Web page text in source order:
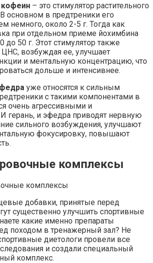
кофеин – это стимулятор растительного
основном в предтреники его
немного, около 2-5 г. Тогда как
при отдельном приеме йохимбина
до 50 г. Этот стимулятор также
ЦНС, возбуждая ее, улучшает
и ментальную концентрацию, что
дольше и интенсивнее.
уже относятся к сильным
с такими компонентами в
очень агрессивными и
герань, и эфедра приводят нервную
сильного возбуждения, улучшают
фокусировку, повышают
комплексы
добавки, принятые перед
существенно улучшить спортивные
какие именно препараты
походом в тренажерный зал? Не
диетологи провели все
и создали специальный
комплекс.